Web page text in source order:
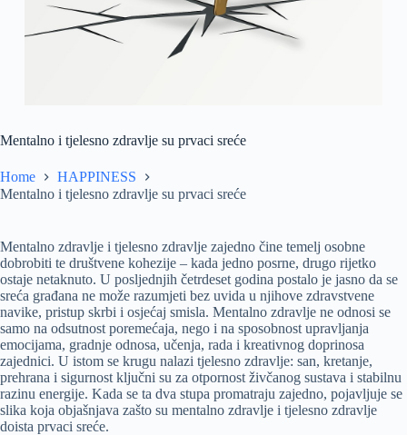
Mentalno i tjelesno zdravlje su prvaci sreće
Home
HAPPINESS
Mentalno i tjelesno zdravlje su prvaci sreće
Mentalno zdravlje i tjelesno zdravlje zajedno čine temelj osobne
dobrobiti te društvene kohezije – kada jedno posrne, drugo rijetko
ostaje netaknuto. U posljednjih četrdeset godina postalo je jasno da se
sreća građana ne može razumjeti bez uvida u njihove zdravstvene
navike, pristup skrbi i osjećaj smisla. Mentalno zdravlje ne odnosi se
samo na odsutnost poremećaja, nego i na sposobnost upravljanja
emocijama, gradnje odnosa, učenja, rada i kreativnog doprinosa
zajednici. U istom se krugu nalazi tjelesno zdravlje: san, kretanje,
prehrana i sigurnost ključni su za otpornost živčanog sustava i stabilnu
razinu energije. Kada se ta dva stupa promatraju zajedno, pojavljuje se
slika koja objašnjava zašto su mentalno zdravlje i tjelesno zdravlje
doista prvaci sreće.